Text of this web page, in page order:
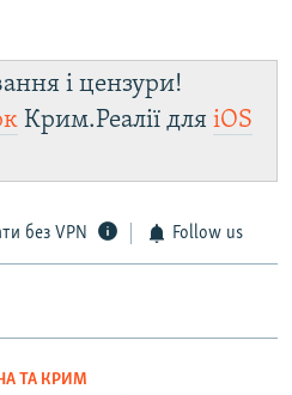
і цензури!
Крим.Реалії для iOS
без VPN Follow us
ТА КРИМ